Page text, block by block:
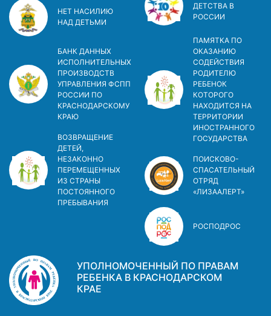
НЕТ НАСИЛИЮ
НАД ДЕТЬМИ
БАНК ДАННЫХ
ИСПОЛНИТЕЛЬНЫХ
ПРОИЗВОДСТВ
УПРАВЛЕНИЯ ФСПП
РОССИИ ПО
КРАСНОДАРСКОМУ
КРАЮ
ВОЗВРАЩЕНИЕ
ДЕТЕЙ,
НЕЗАКОННО
ПЕРЕМЕЩЕННЫХ
ИЗ СТРАНЫ
ПОСТОЯННОГО
ПРЕБЫВАНИЯ
ДЕТСТВА В
РОСCИИ
ПАМЯТКА ПО
ОКАЗАНИЮ
СОДЕЙСТВИЯ
РОДИТЕЛЮ
РЕБЕНОК
КОТОРОГО
НАХОДИТСЯ НА
ТЕРРИТОРИИ
ИНОСТРАННОГО
ГОСУДАРСТВА
ПОИСКОВО-
СПАСАТЕЛЬНЫЙ
ОТРЯД
«ЛИЗААЛЕРТ»
РОСПОДРОС
УПОЛНОМОЧЕННЫЙ ПО ПРАВАМ
РЕБЕНКА В КРАСНОДАРСКОМ
КРАЕ